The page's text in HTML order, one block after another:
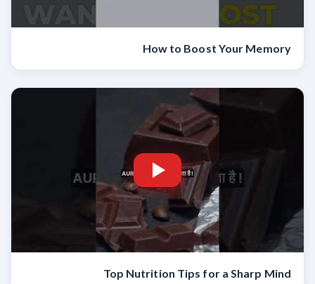
How to Boost Your Memory
Top Nutrition Tips for a Sharp Mind